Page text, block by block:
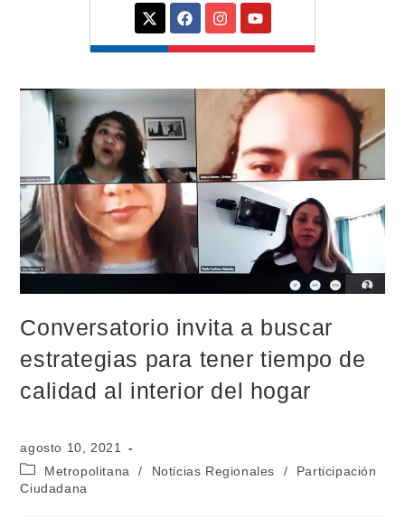
Conversatorio invita a buscar
estrategias para tener tiempo de
calidad al interior del hogar
agosto 10, 2021
Metropolitana
/ Noticias Regionales /
Participación
Ciudadana